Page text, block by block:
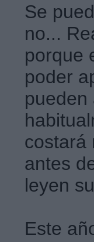
Se
no...
porque
poder
pueden
costará
antes
leyen
Este